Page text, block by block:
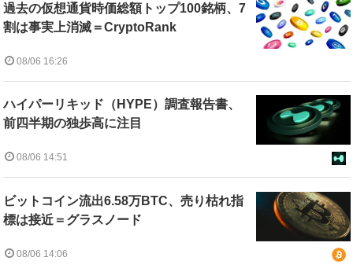
過去の仮想通貨時価総額トップ100銘柄、7
割は事実上消滅＝CryptoRank
08/06 16:26
ハイパーリキッド（HYPE）調査報告書、
前四半期の独歩高に注目
08/06 14:51
ビットコイン流出6.58万BTC、売り枯れ指
標は接近＝グラスノード
08/06 14:06